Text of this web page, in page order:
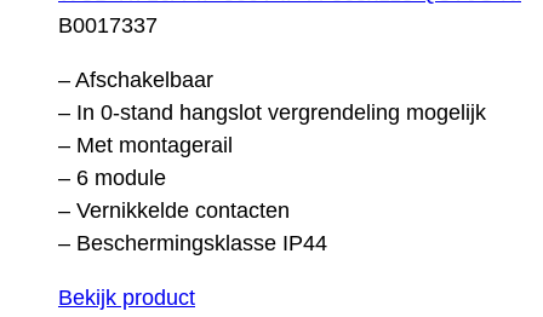
B0017337
– Afschakelbaar
– In 0-stand hangslot vergrendeling mogelijk
– Met montagerail
– 6 module
– Vernikkelde contacten
– Beschermingsklasse IP44
Bekijk product